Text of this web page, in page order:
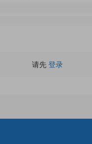
请先 登录